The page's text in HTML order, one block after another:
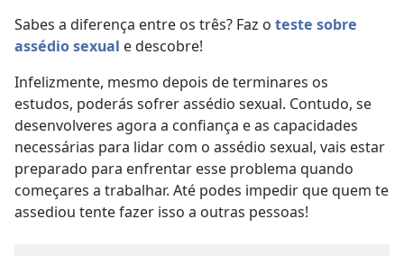
Sabes a diferença entre os três? Faz o teste sobre
assédio sexual e descobre!
Infelizmente, mesmo depois de terminares os
estudos, poderás sofrer assédio sexual. Contudo, se
desenvolveres agora a confiança e as capacidades
necessárias para lidar com o assédio sexual, vais estar
preparado para enfrentar esse problema quando
começares a trabalhar. Até podes impedir que quem te
assediou tente fazer isso a outras pessoas!